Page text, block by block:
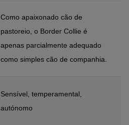
Como apaixonado cão de
pastoreio, o Border Collie é
apenas parcialmente adequado
como simples cão de companhia.
Sensível, temperamental,
autónomo